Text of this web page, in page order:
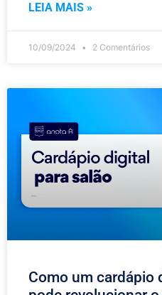
LEIA MAIS »
10/09/2024 2 Comentários
Como um cardápio